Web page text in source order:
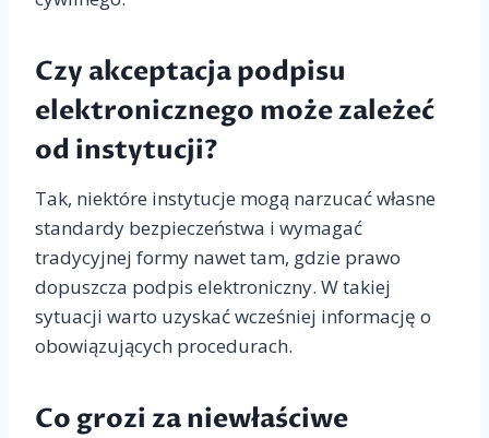
Czy akceptacja podpisu
elektronicznego może zależeć
od instytucji?
Tak, niektóre instytucje mogą narzucać własne
standardy bezpieczeństwa i wymagać
tradycyjnej formy nawet tam, gdzie prawo
dopuszcza podpis elektroniczny. W takiej
sytuacji warto uzyskać wcześniej informację o
obowiązujących procedurach.
Co grozi za niewłaściwe